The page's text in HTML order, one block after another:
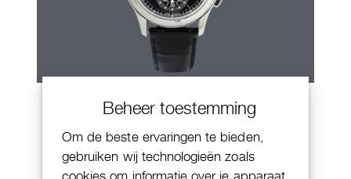
Beheer toestemming
Om de beste ervaringen te bieden,
gebruiken wij technologieën zoals
cookies om informatie over je apparaat
Patek Philippe Annual Calendar